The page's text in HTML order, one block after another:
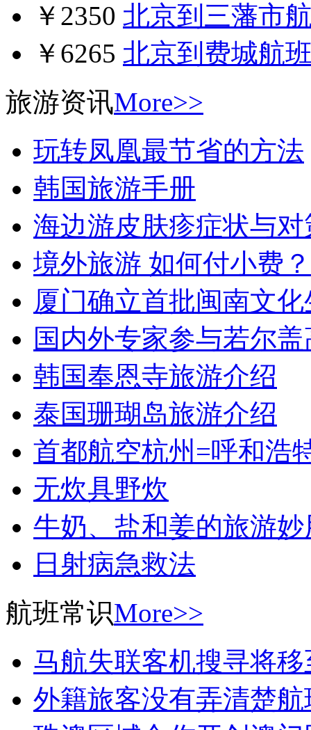
￥2350 北京到三藩市
￥6265 北京到费城航
旅游资讯More>>
玩转凤凰最节省的方法
韩国旅游手册
海边游皮肤疹症状与对
境外旅游 如何付小费？
厦门确立首批闽南文
国内外专家参与若尔
韩国奉恩寺旅游介绍
泰国珊瑚岛旅游介绍
首都航空杭州=呼和浩
无炊具野炊
牛奶、盐和姜的旅游妙
日射病急救法
航班常识More>>
马航失联客机搜寻将
外籍旅客没有弄清楚